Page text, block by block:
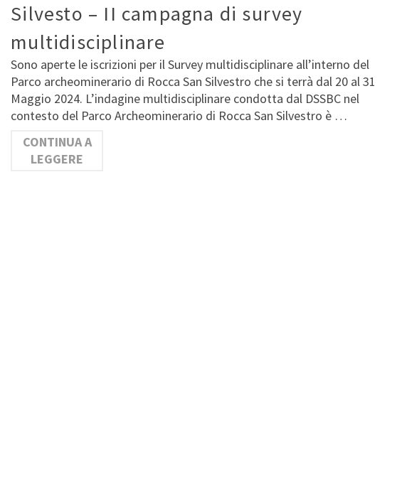
Silvesto – II campagna di survey
multidisciplinare
Sono aperte le iscrizioni per il Survey multidisciplinare all’interno del
Parco archeominerario di Rocca San Silvestro che si terrà dal 20 al 31
Maggio 2024. L’indagine multidisciplinare condotta dal DSSBC nel
contesto del Parco Archeominerario di Rocca San Silvestro è …
CONTINUA A
LEGGERE